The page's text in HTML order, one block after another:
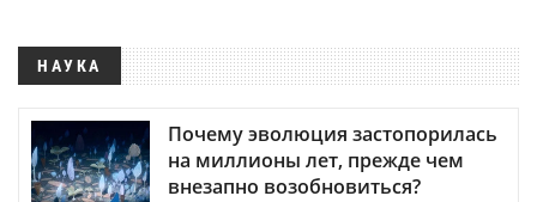
НАУКА
Почему эволюция застопорилась
на миллионы лет, прежде чем
внезапно возобновиться?